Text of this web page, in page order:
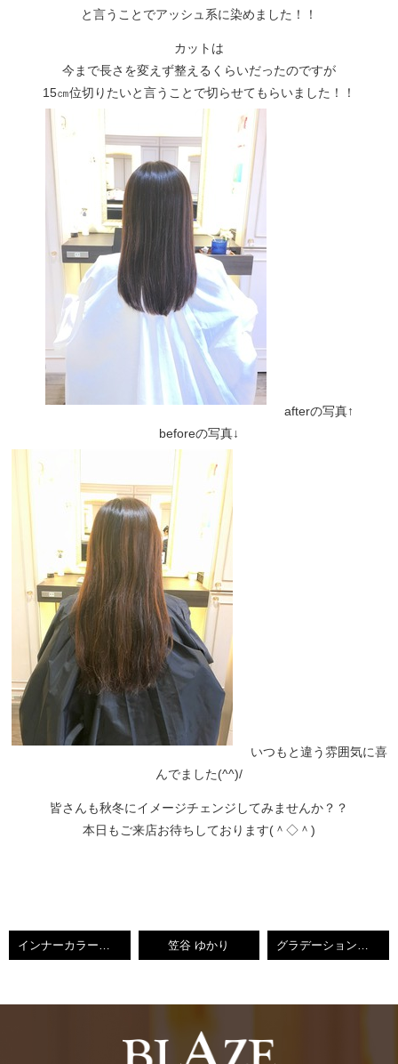
と言うことでアッシュ系に染めました！！
カットは
今まで長さを変えず整えるくらいだったのですが
15㎝位切りたいと言うことで切らせてもらいました！！
afterの写真↑
beforeの写真↓
いつもと違う雰囲気に喜
んでました(^^)/
皆さんも秋冬にイメージチェンジしてみませんか？？
本日もご来店お待ちしております(＾◇＾)
インナーカラー パープル×ブルー 【小倉南区守恒】 笠谷 ゆかり グラデーションカラー【小倉南区守恒美容室】